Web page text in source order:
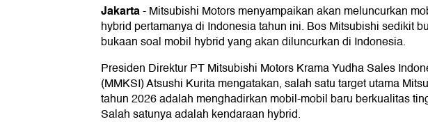
Jakarta-Mitsubishi Motors menyampaikan akan meluncurkan
hybrid pertamanya di Indonesia tahun ini. Bos Mitsubishi sedikit
bukaan soal mobil hybrid yang akan diluncurkan di Indonesia.
Presiden Direktur PT Mitsubishi Motors Krama Yudha Sales
(MMKSI) Atsushi Kurita mengatakan, salah satu target utama
tahun 2026 adalah menghadirkan mobil-mobil baru berkualitas
Salah satunya adalah kendaraan hybrid.